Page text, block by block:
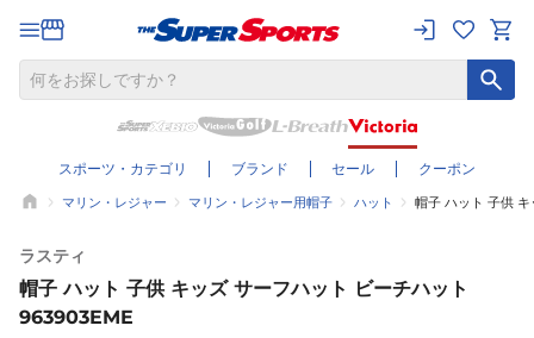
スポーツ・カテゴリ ブランド セール クーポン
マリン・レジャー マリン・レジャー用帽子 ハット 帽子 ハット 子供
ラスティ
帽子 ハット 子供 キッズ サーフハット ビーチハット
963903EME